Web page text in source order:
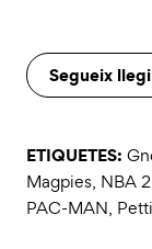
Segueix
ETIQUETES:
Magpies, NBA
PAC-MAN,